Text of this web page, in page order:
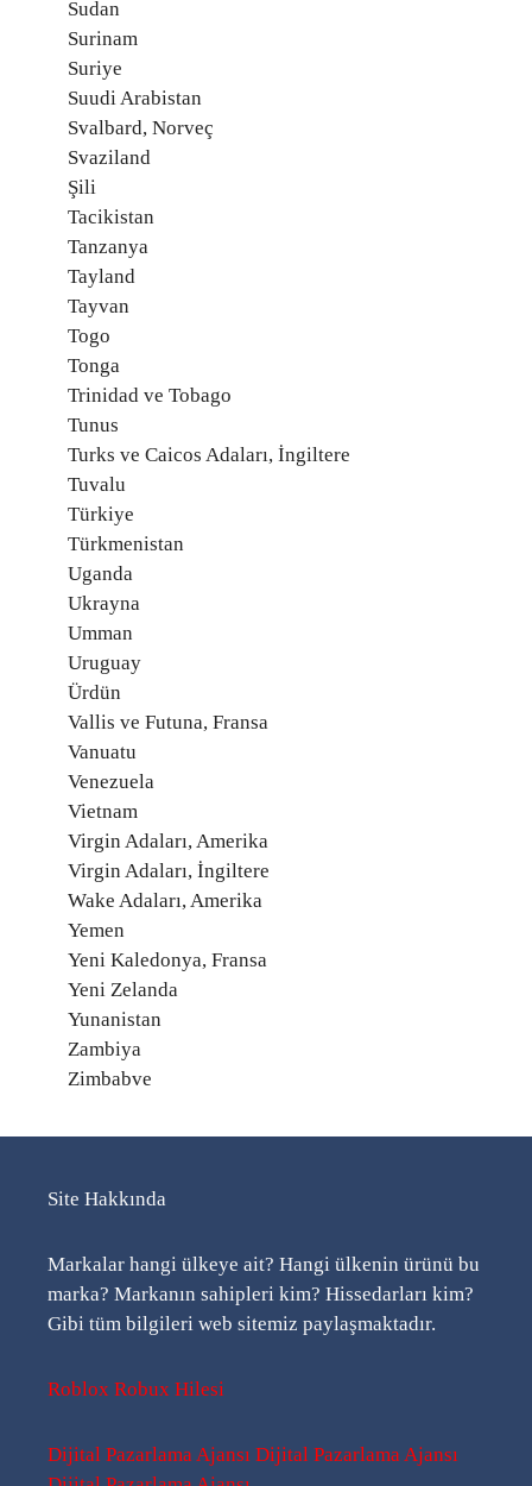
Sudan
Surinam
Suriye
Suudi Arabistan
Svalbard, Norveç
Svaziland
Şili
Tacikistan
Tanzanya
Tayland
Tayvan
Togo
Tonga
Trinidad ve Tobago
Tunus
Turks ve Caicos Adaları, İngiltere
Tuvalu
Türkiye
Türkmenistan
Uganda
Ukrayna
Umman
Uruguay
Ürdün
Vallis ve Futuna, Fransa
Vanuatu
Venezuela
Vietnam
Virgin Adaları, Amerika
Virgin Adaları, İngiltere
Wake Adaları, Amerika
Yemen
Yeni Kaledonya, Fransa
Yeni Zelanda
Yunanistan
Zambiya
Zimbabve
Site Hakkında
Markalar hangi ülkeye ait? Hangi ülkenin ürünü bu
marka? Markanın sahipleri kim? Hissedarları kim?
Gibi tüm bilgileri web sitemiz paylaşmaktadır.
Roblox Robux Hilesi
Dijital Pazarlama Ajansı Dijital Pazarlama Ajansı